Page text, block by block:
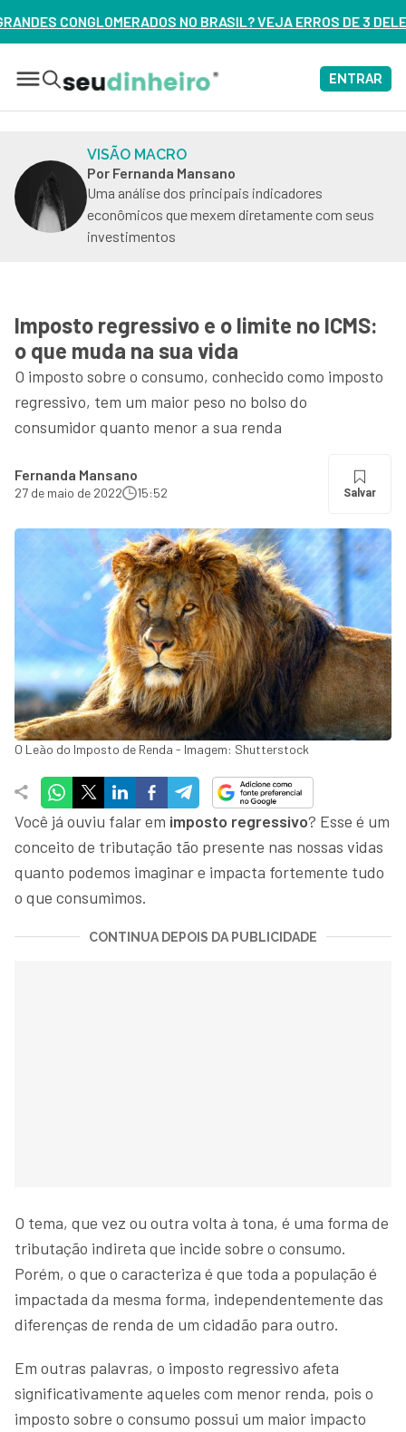
BRASIL? VEJA ERROS DE 3 DELES – ASSISTA AGORA
ENTRAR
VISÃO MACRO
Por Fernanda Mansano
Uma análise dos principais indicadores
econômicos que mexem diretamente com seus
investimentos
Imposto regressivo e o limite no ICMS:
o que muda na sua vida
O imposto sobre o consumo, conhecido como imposto
regressivo, tem um maior peso no bolso do
consumidor quanto menor a sua renda
Fernanda Mansano
27 de maio de 2022 15:52 Salvar
O Leão do Imposto de Renda - Imagem: Shutterstock
Você já ouviu falar em imposto regressivo? Esse é um
conceito de tributação tão presente nas nossas vidas
quanto podemos imaginar e impacta fortemente tudo
o que consumimos.
CONTINUA DEPOIS DA PUBLICIDADE
O tema, que vez ou outra volta à tona, é uma forma de
tributação indireta que incide sobre o consumo.
Porém, o que o caracteriza é que toda a população é
impactada da mesma forma, independentemente das
diferenças de renda de um cidadão para outro.
Em outras palavras, o imposto regressivo afeta
significativamente aqueles com menor renda, pois o
imposto sobre o consumo possui um maior impacto